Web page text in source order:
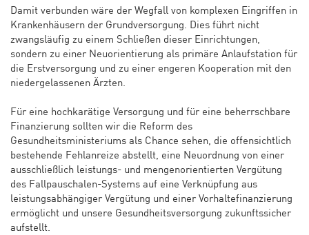
Damit verbunden wäre der Wegfall von komplexen Eingriffen in
Krankenhäusern der Grundversorgung. Dies führt nicht
zwangsläufig zu einem Schließen dieser Einrichtungen,
sondern zu einer Neuorientierung als primäre Anlaufstation für
die Erstversorgung und zu einer engeren Kooperation mit den
niedergelassenen Ärzten.
Für eine hochkarätige Versorgung und für eine beherrschbare
Finanzierung sollten wir die Reform des
Gesundheitsministeriums als Chance sehen, die offensichtlich
bestehende Fehlanreize abstellt, eine Neuordnung von einer
ausschließlich leistungs- und mengenorientierten Vergütung
des Fallpauschalen-Systems auf eine Verknüpfung aus
leistungsabhängiger Vergütung und einer Vorhaltefinanzierung
ermöglicht und unsere Gesundheitsversorgung zukunftssicher
aufstellt.